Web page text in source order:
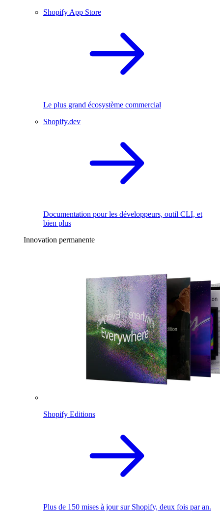
Shopify App Store
Le plus grand écosystème commercial
Shopify.dev
Documentation pour les développeurs, outil CLI, et
bien plus
Innovation permanente
Shopify Editions
Plus de 150 mises à jour sur Shopify, deux fois par an.